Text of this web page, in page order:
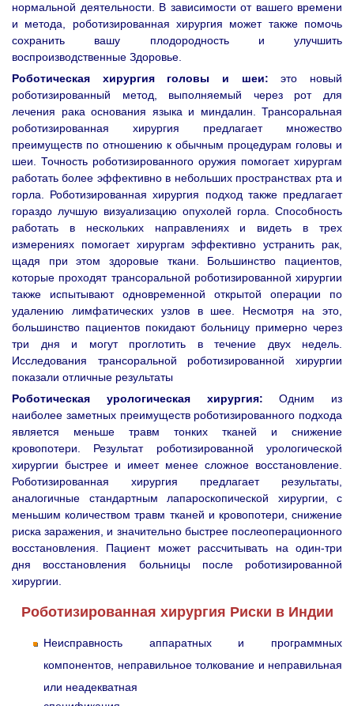
нормальной деятельности. В зависимости от вашего времени
и метода, роботизированная хирургия может также помочь
сохранить вашу плодородность и улучшить
воспроизводственные Здоровье.
Роботическая хирургия головы и шеи:это новый
роботизированный метод, выполняемый через рот для
лечения рака основания языка и миндалин. Трансоральная
роботизированная хирургия предлагает множество
преимуществ по отношению к обычным процедурам головы и
шеи. Точность роботизированного оружия помогает хирургам
работать более эффективно в небольших пространствах рта и
горла. Роботизированная хирургия подход также предлагает
гораздо лучшую визуализацию опухолей горла. Способность
работать в нескольких направлениях и видеть в трех
измерениях помогает хирургам эффективно устранить рак,
щадя при этом здоровые ткани. Большинство пациентов,
которые проходят трансоральной роботизированной хирургии
также испытывают одновременной открытой операции по
удалению лимфатических узлов в шее. Несмотря на это,
большинство пациентов покидают больницу примерно через
три дня и могут проглотить в течение двух недель.
Исследования трансоральной роботизированной хирургии
показали отличные результаты
Роботическая урологическая хирургия: Одним из
наиболее заметных преимуществ роботизированного подхода
является меньше травм тонких тканей и снижение
кровопотери. Результат роботизированной урологической
хирургии быстрее и имеет менее сложное восстановление.
Роботизированная хирургия предлагает результаты,
аналогичные стандартным лапароскопической хирургии, с
меньшим количеством травм тканей и кровопотери, снижение
риска заражения, и значительно быстрее послеоперационного
восстановления. Пациент может рассчитывать на один-три
дня восстановления больницы после роботизированной
хирургии.
Роботизированная хирургия Риски в Индии
Неисправность аппаратных и программных
компонентов, неправильное толкование и неправильная
или неадекватная